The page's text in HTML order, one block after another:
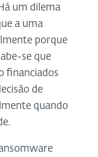
um dilema
a uma
porque
se que
financiados
de
quando